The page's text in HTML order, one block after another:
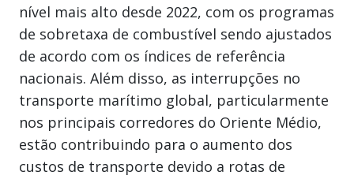
nível mais alto desde 2022, com os programas
de sobretaxa de combustível sendo ajustados
de acordo com os índices de referência
nacionais. Além disso, as interrupções no
transporte marítimo global, particularmente
nos principais corredores do Oriente Médio,
estão contribuindo para o aumento dos
custos de transporte devido a rotas de